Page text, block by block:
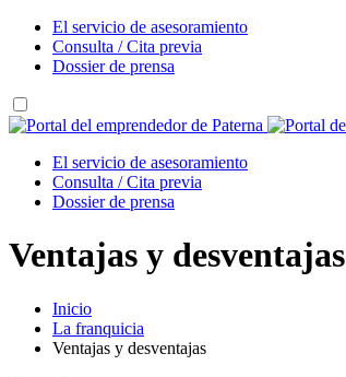
El servicio de asesoramiento
Consulta / Cita previa
Dossier de prensa
El servicio de asesoramiento
Consulta / Cita previa
Dossier de prensa
Ventajas y desventajas
Inicio
La franquicia
Ventajas y desventajas